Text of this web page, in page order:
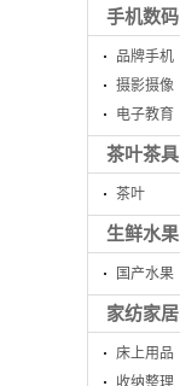
手机数码
品牌手机
摄影摄像
电子教育
茶叶茶具
茶叶
生鲜水果
国产水果
家纺家居
床上用品
收纳整理